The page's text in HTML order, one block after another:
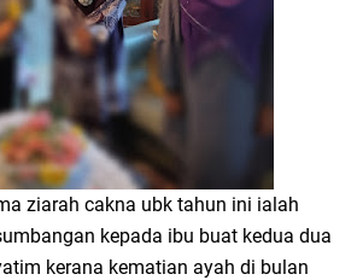
ziarah cakna ubk tahun ini ialah
kepada ibu buat kedua dua
kerana kematian ayah di bulan